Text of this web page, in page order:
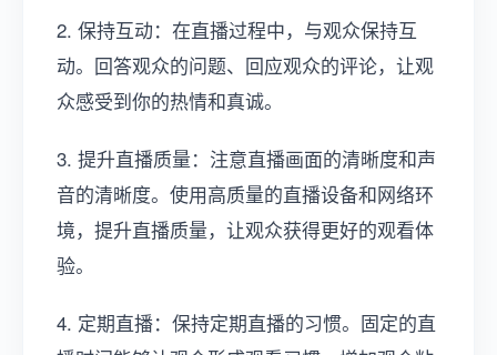
2. 保持互动：在直播过程中，与观众保持互
动。回答观众的问题、回应观众的评论，让观
众感受到你的热情和真诚。
3. 提升直播质量：注意直播画面的清晰度和声
音的清晰度。使用高质量的直播设备和网络环
境，提升直播质量，让观众获得更好的观看体
验。
4. 定期直播：保持定期直播的习惯。固定的直